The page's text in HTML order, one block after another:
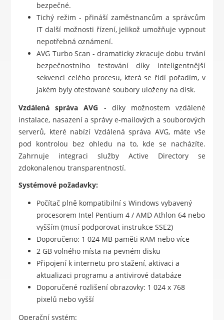
bezpečné.
Tichý režim - přináší zaměstnancům a správcům
IT další možnosti řízení, jelikož umožňuje vypnout
nepotřebná oznámení.
AVG Turbo Scan - dramaticky zkracuje dobu trvání
bezpečnostního testování díky inteligentnější
sekvenci celého procesu, která se řídí pořadím, v
jakém byly otestované soubory uloženy na disk.
Vzdálená správa AVG - díky možnostem vzdálené
instalace, nasazení a správy e-mailových a souborových
serverů, které nabízí Vzdálená správa AVG, máte vše
pod kontrolou bez ohledu na to, kde se nacházíte.
Zahrnuje integraci služby Active Directory se
zdokonalenou transparentností.
Systémové požadavky:
Počítač plně kompatibilní s Windows vybavený
procesorem Intel Pentium 4 / AMD Athlon 64 nebo
vyšším (musí podporovat instrukce SSE2)
Doporučeno: 1 024 MB paměti RAM nebo více
2 GB volného místa na pevném disku
Připojení k internetu pro stažení, aktivaci a
aktualizaci programu a antivirové databáze
Doporučené rozlišení obrazovky: 1 024 x 768
pixelů nebo vyšší
Operační systém: